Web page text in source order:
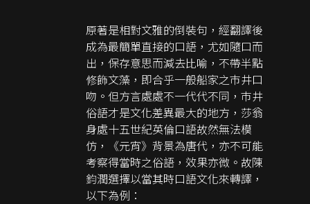
原著是相對文雅的倒裝句，經翻譯後
成為最簡單直接的口語，尤如隨口而
出，保存意思而減去比喻，不帶半點
修飾文藻，即合乎一般船家之巿井口
吻。但方言處處不一代代不同，巿井
俗語才是文化差異最大的地方，莎翁
身處十五世紀英倫口語故然無法模
仿，《元宵》背景為唐代，亦不可能
考察得當時之俗語，效果亦微。故陳
鈞潤選擇以當其時口語文化來轉譯，
以下為例：